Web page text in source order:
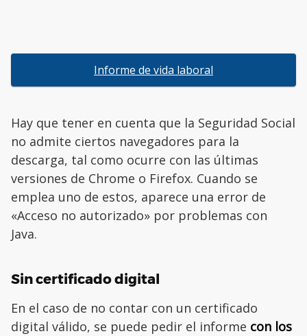
Informe de vida laboral
Hay que tener en cuenta que la Seguridad Social
no admite ciertos navegadores para la
descarga, tal como ocurre con las últimas
versiones de Chrome o Firefox. Cuando se
emplea uno de estos, aparece una error de
«Acceso no autorizado» por problemas con
Java.
Sin certificado digital
En el caso de no contar con un certificado
digital válido, se puede pedir el informe con los